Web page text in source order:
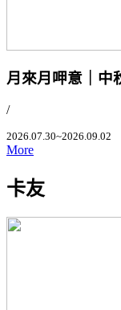
月來月呷意｜中
/
2026.07.30~2026.09.02
More
卡友